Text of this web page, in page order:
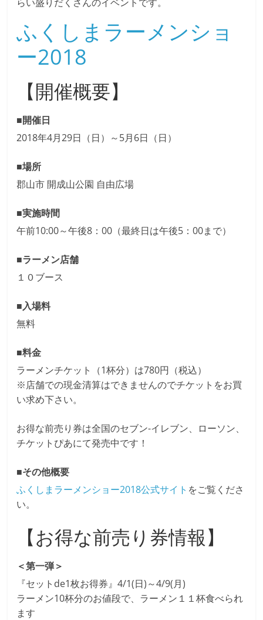
ふくしまラーメンショ
ー2018
【開催概要】
■開催日
2018年4月29日（日）～5月6日（日）
■場所
郡山市 開成山公園 自由広場
■実施時間
午前10:00～午後8：00（最終日は午後5：00まで）
■ラーメン店舗
１０ブース
■入場料
無料
■料金
ラーメンチケット（1杯分）は780円（税込）
※店舗での現金清算はできませんのでチケットをお買
い求め下さい。
お得な前売り券は全国のセブン-イレブン、ローソン、
チケットぴあにて発売中です！
■その他概要
ふくしまラーメンショー2018公式サイト をご覧くださ
い。
【お得な前売り券情報】
＜第一弾＞
『セットde1枚お得券』4/1(日)～4/9(月)
ラーメン10杯分のお値段で、ラーメン１１杯食べられ
ます